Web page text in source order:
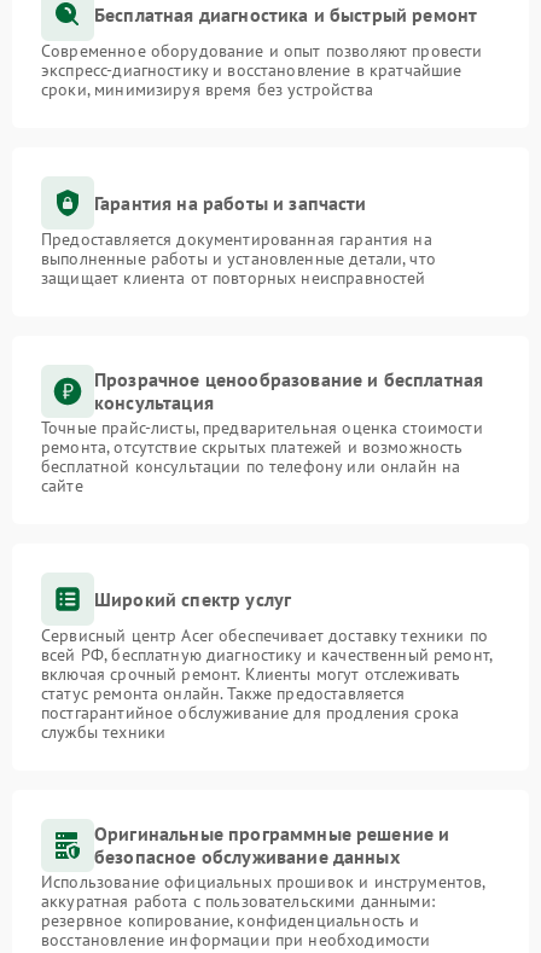
Бесплатная диагностика и быстрый ремонт
Современное оборудование и опыт позволяют провести
экспресс-диагностику и восстановление в кратчайшие
сроки, минимизируя время без устройства
Гарантия на работы и запчасти
Предоставляется документированная гарантия на
выполненные работы и установленные детали, что
защищает клиента от повторных неисправностей
Прозрачное ценообразование и бесплатная
консультация
Точные прайс-листы, предварительная оценка стоимости
ремонта, отсутствие скрытых платежей и возможность
бесплатной консультации по телефону или онлайн на
сайте
Широкий спектр услуг
Сервисный центр Acer обеспечивает доставку техники по
всей РФ, бесплатную диагностику и качественный ремонт,
включая срочный ремонт. Клиенты могут отслеживать
статус ремонта онлайн. Также предоставляется
постгарантийное обслуживание для продления срока
службы техники
Оригинальные программные решение и
безопасное обслуживание данных
Использование официальных прошивок и инструментов,
аккуратная работа с пользовательскими данными:
резервное копирование, конфиденциальность и
восстановление информации при необходимости